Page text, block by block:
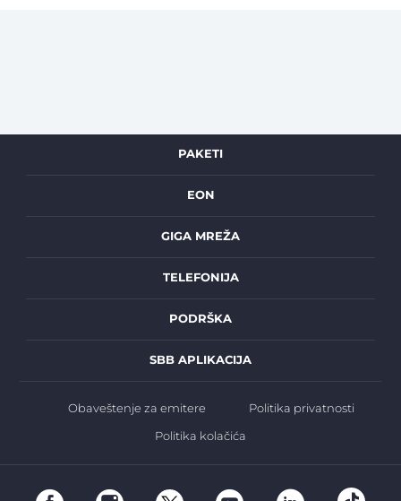
PAKETI
EON
GIGA MREŽA
TELEFONIJA
PODRŠKA
SBB APLIKACIJA
Obaveštenje za emitere
Politika privatnosti
Politika kolačića